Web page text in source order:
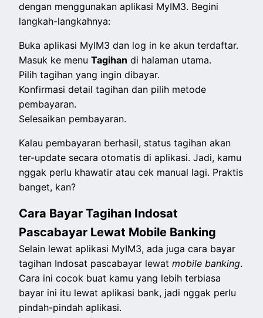
dengan menggunakan aplikasi MyIM3. Begini
langkah-langkahnya:
Buka aplikasi MyIM3 dan log in ke akun terdaftar.
Masuk ke menuTagihan di halaman utama.
Pilih tagihan yang ingin dibayar.
Konfirmasi detail tagihan dan pilih metode
pembayaran.
Selesaikan pembayaran.
Kalau pembayaran berhasil, status tagihan akan
ter-update secara otomatis di aplikasi. Jadi, kamu
nggak perlu khawatir atau cek manual lagi. Praktis
banget, kan?
Cara Bayar Tagihan Indosat
Pascabayar Lewat Mobile Banking
Selain lewat aplikasi MyIM3, ada juga cara bayar
tagihan Indosat pascabayar lewatmobile banking.
Cara ini cocok buat kamu yang lebih terbiasa
bayar ini itu lewat aplikasi bank, jadi nggak perlu
pindah-pindah aplikasi.